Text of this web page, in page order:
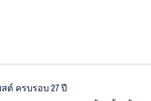
ครบรอบ 27 ปี